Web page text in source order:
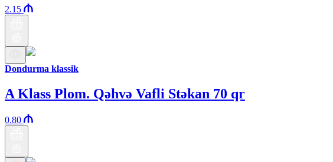
2.15
Dondurma klassik
A Klass Plom. Qəhvə Vafli Stəkan 70 qr
0.80